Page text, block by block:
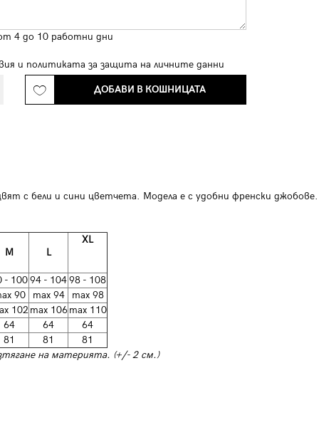
4 до 10 работни дни
и политиката за защита на личните данни
ДОБАВИ В КОШНИЦАТА
с бели и сини цветчета. Модела е с удобни френски джобове.
M L
XL
- 10094 - 10498 - 108
90 max 94
max 98
102 max 106 max 110
64 64
64
81 81
81
на материята. (+/- 2 см.)